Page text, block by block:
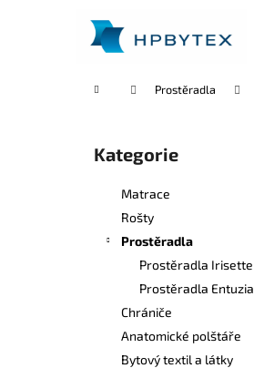
Domů Prostěradla
Přeskočit
kategorie
Kategorie
Matrace
Rošty
Prostěradla
Prostěradla Irisette
Prostěradla Entuzia
Chrániče
Anatomické polštáře
Bytový textil a látky
Zpět
Zpět